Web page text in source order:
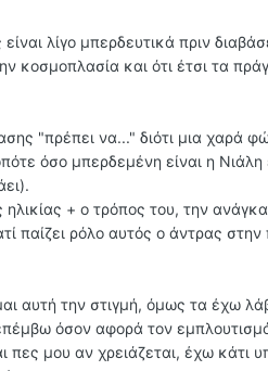
λίγο μπερδευτικά πριν
κοσμοπλασία και ότι έτσι τα
"πρέπει να..." διότι μια χαρά
όσο μπερδεμένη είναι η Νιάλη
+ ο τρόπος του, την
παίζει ρόλο αυτός ο άντρας
αυτή την στιγμή, όμως τα έχω
όσον αφορά τον
πες μου αν χρειάζεται, έχω